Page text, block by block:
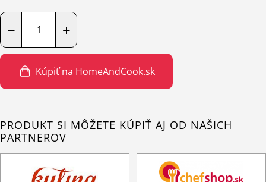
+
−
Kúpiť na HomeAndCook.sk
PRODUKT SI MÔŽETE KÚPIŤ AJ OD NAŠICH
PARTNEROV